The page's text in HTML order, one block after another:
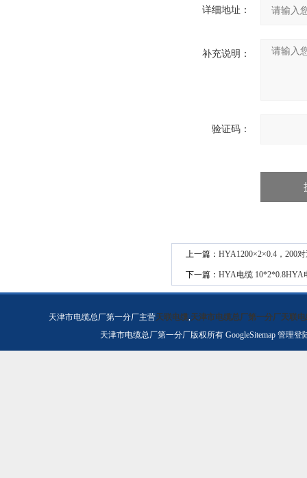
详细地址：
补充说明：
验证码：
上一篇： HYA1200×2×0.4，200
下一篇： HYA电缆 10*2*0.8HYA
天津市电缆总厂第一分厂主营天联电缆,天津市电缆总厂第一分厂天联电
天津市电缆总厂第一分厂版权所有 GoogleSitemap 管理登